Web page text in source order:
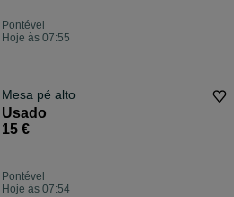
Pontével
Hoje às 07:55
Mesa pé alto
Usado
15 €
Pontével
Hoje às 07:54